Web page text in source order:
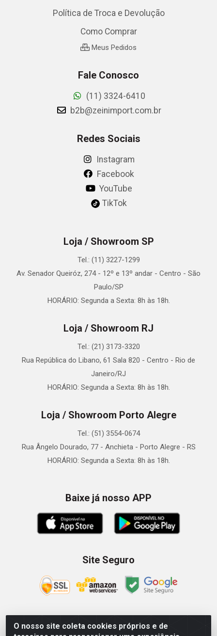
O nosso site coleta cookies próprios e de
Política de Troca e Devolução
Como Comprar
Meus Pedidos
Fale Conosco
(11) 3324-6410
b2b@zeinimport.com.br
Redes Sociais
Instagram
Facebook
YouTube
TikTok
Loja / Showroom SP
Tel.: (11) 3227-1299
Av. Senador Queiróz, 274 - 12º e 13º andar - Centro - São
Paulo/SP
HORÁRIO: Segunda a Sexta: 8h às 18h.
Loja / Showroom RJ
Tel.: (21) 3173-3320
Rua República do Libano, 61 Sala 820 - Centro - Rio de
Janeiro/RJ
HORÁRIO: Segunda a Sexta: 8h às 18h.
Loja / Showroom Porto Alegre
Tel.: (51) 3554-0674
Rua Ângelo Dourado, 77 - Anchieta - Porto Alegre - RS
HORÁRIO: Segunda a Sexta: 8h às 18h.
Baixe já nosso APP
Site Seguro
Zein Importação e Comércio LTDA - Av. Senador Queiróz, 274